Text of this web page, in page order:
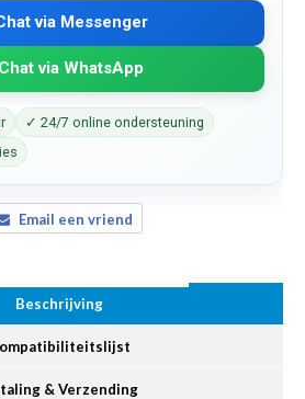
via Messenger
Chat via WhatsApp
✓ 24/7 online ondersteuning
Email een vriend
Beschrijving
& Verzending